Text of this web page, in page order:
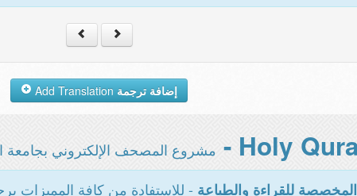
إضافة ترجمة
مشروع المصحف الإلكتروني بجامعة
المخصصة للقراءة والطباعة - للاستفادة من كافة المميزات